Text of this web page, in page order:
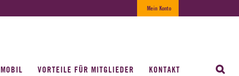
Mein Konto
VORTEILE FÜR MITGLIEDER KONTAKT